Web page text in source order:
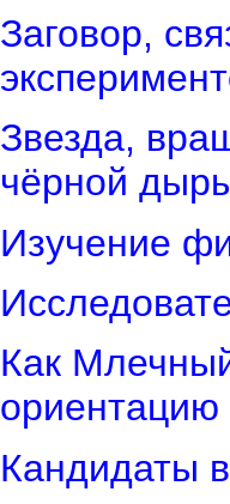
Заговор,
Звезда,
чёрной
Изучение
Как
ориентацию
Кандидаты